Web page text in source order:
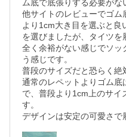
ム底で底張りする必要がな
他サイトのレビューでゴ
より1cm大き目を選ぶと良
を選びましたが、タイツを
全く余裕がない感じでソ
う感じです。
普段のサイズだと恐らく絶
通常のレペットよりゴム
で、普段より1cm上のサイ
す。
デザインは安定の可愛さで